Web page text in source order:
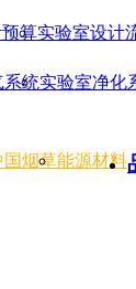
算实验室设计
系统实验室净化
国烟草能源材料